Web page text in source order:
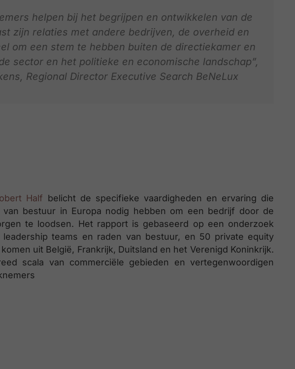
helpen bij het begrijpen en ontwikkelen van de
zijn relaties met andere bedrijven, de overheid en
om een stem te hebben buiten de directiekamer en
sector en het politieke en economische landschap”,
Regional Director Executive Search BeNeLux
Half belicht de specifieke vaardigheden en ervaring die
bestuur in Europa nodig hebben om een bedrijf door de
te loodsen. Het rapport is gebaseerd op een onderzoek
teams en raden van bestuur, en 50 private equity
uit België, Frankrijk, Duitsland en het Verenigd Koninkrijk.
scala van commerciële gebieden en vertegenwoordigen